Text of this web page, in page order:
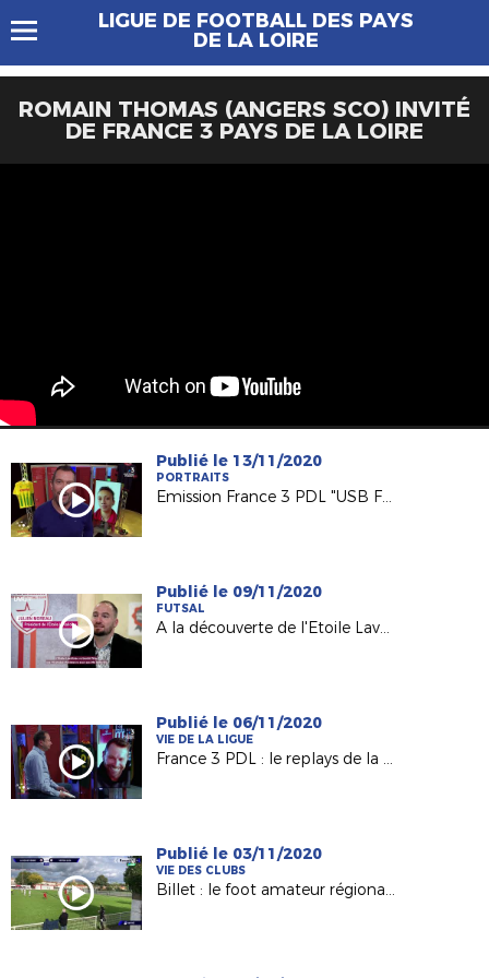
LIGUE DE FOOTBALL DES PAYS
DE LA LOIRE
ROMAIN THOMAS (ANGERS SCO) INVITÉ
DE FRANCE 3 PAYS DE LA LOIRE
Publié le 13/11/2020
PORTRAITS
Emission France 3 PDL "USB Foot"
Publié le 09/11/2020
FUTSAL
A la découverte de l'Etoile Lavalloise Futsal (D2 FFF)
Publié le 06/11/2020
VIE DE LA LIGUE
France 3 PDL : le replays de la 60e émission avec Olivier Quint
Publié le 03/11/2020
VIE DES CLUBS
Billet : le foot amateur régional vu par France 3 PDL